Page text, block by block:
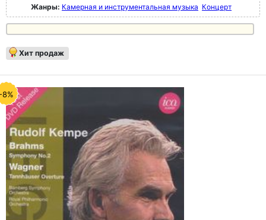
Жанры: Камерная и инструментальная музыка Концерт
Хит продаж
8%